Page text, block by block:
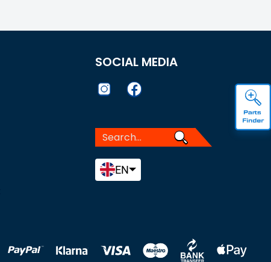
SOCIAL MEDIA
EN